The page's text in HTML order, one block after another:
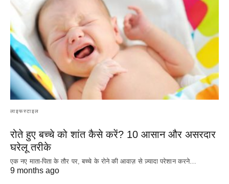
लाइफस्टाइल
रोते हुए बच्चे को शांत कैसे करें? 10 आसान और असरदार
घरेलू तरीके
एक नए माता-पिता के तौर पर, बच्चे के रोने की आवाज़ से ज़्यादा परेशान करने…
9 months ago